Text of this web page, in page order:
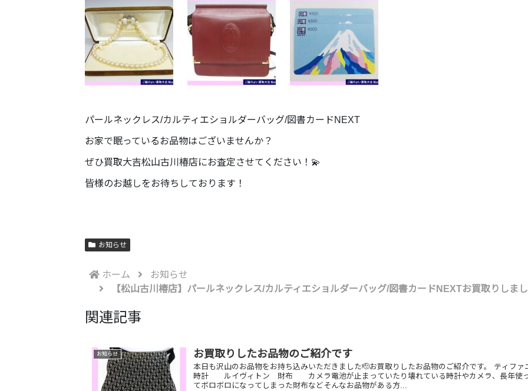
パールネックレス/カルティエショルダーバッグ/図書カードNEXT
お家で眠っているお品物はございませんか？
ぜひ買取大吉松山古川椿店にお査定させてください！💫
皆様のお越しをお待ちしております！
お知らせ
ホーム
お知らせ
【松山古川椿店】パールネックレス/カルティエショルダーバッグ/図書カードNEXTお買取りしま
関連記事
お知らせ お買取りしたお品物のご紹介です
本日も沢山のお品物をお持ち込みいただきました🫡お買取りしたお品物のご紹介です。 ティフ
時計 ルイヴィトン 財布 カメラ電池が止まっていたり壊れている時計やカメラ、長年使
てボロボロになってしまった財布などそんなお品物がある方...